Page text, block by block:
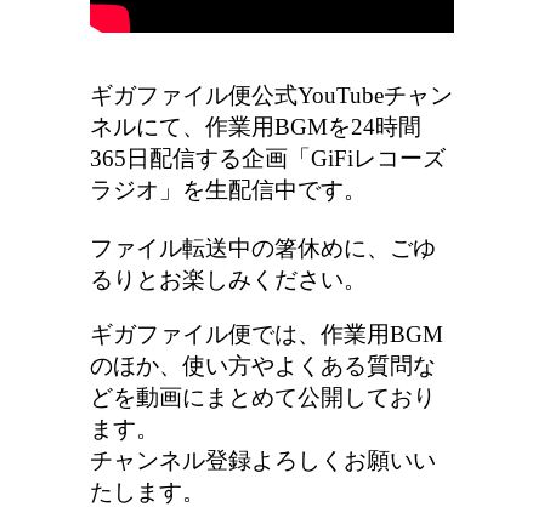
ギガファイル便公式YouTubeチャン
ネルにて、作業用BGMを24時間
365日配信する企画「GiFiレコーズ
ラジオ」を生配信中です。
ファイル転送中の箸休めに、ごゆ
るりとお楽しみください。
ギガファイル便では、作業用BGM
のほか、使い方やよくある質問な
どを動画にまとめて公開しており
ます。
チャンネル登録よろしくお願いい
たします。